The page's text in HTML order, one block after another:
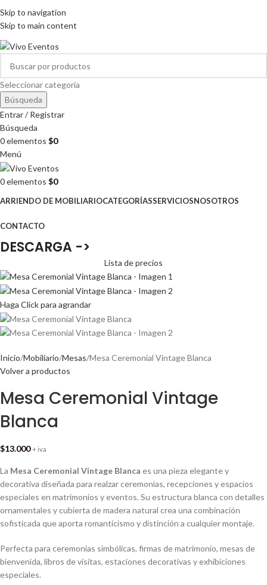
Skip to navigation
Skip to main content
HORARIOS DE ATENCIÓN: 8:00 - 17:00 HORAS
ARRIENDO DE MOBILIARIO PARA EVENTOS
Seleccionar categoría
Búsqueda
Entrar / Registrar
Búsqueda
0elementos $0
Menú
0elementos $0
ARRIENDO DE MOBILIARIOCATEGORÍASSERVICIOSNOSOTROS
CONTACTO
DESCARGA ->
Lista de precios
Haga Click para agrandar
Inicio Mobiliario Mesas Mesa Ceremonial Vintage Blanca
Volver a productos
Mesa Ceremonial Vintage
Blanca
$13.000 + iva
La Mesa Ceremonial Vintage Blanca es una pieza elegante y
decorativa diseñada para realzar ceremonias, recepciones y espacios
especiales en matrimonios y eventos. Su estructura blanca con detalles
ornamentales y cubierta de madera natural crea una combinación
sofisticada que aporta romanticismo y distinción a cualquier montaje.
Perfecta para ceremonias simbólicas, firmas de matrimonio, mesas de
bienvenida, libros de visitas, estaciones decorativas y exhibiciones
especiales.